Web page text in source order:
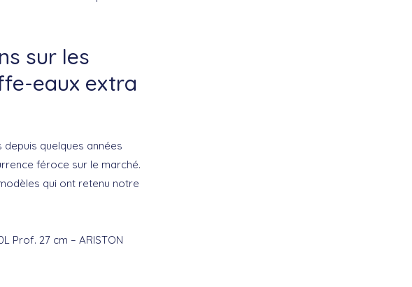
sur les
eaux extra
quelques années
féroce sur le marché.
qui ont retenu notre
Prof. 27 cm – ARISTON